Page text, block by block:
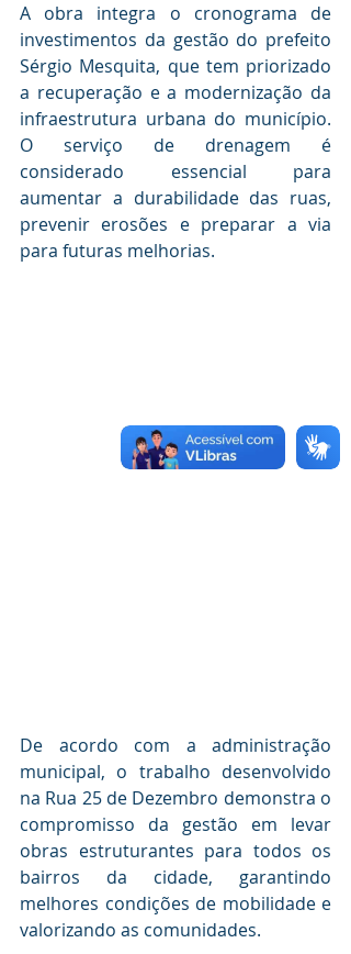
A obra integra o cronograma de
investimentos da gestão do prefeito
Sérgio Mesquita, que tem priorizado
a recuperação e a modernização da
infraestrutura urbana do município.
O serviço de drenagem é
considerado essencial para
aumentar a durabilidade das ruas,
prevenir erosões e preparar a via
para futuras melhorias.
De acordo com a administração
municipal, o trabalho desenvolvido
na Rua 25 de Dezembro demonstra o
compromisso da gestão em levar
obras estruturantes para todos os
bairros da cidade, garantindo
melhores condições de mobilidade e
valorizando as comunidades.